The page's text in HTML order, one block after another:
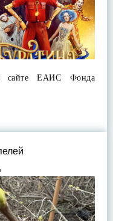
сайте ЕАИС Фонда